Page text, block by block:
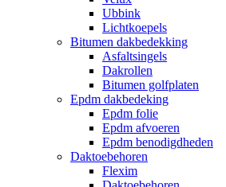
Ubbink
Lichtkoepels
Bitumen dakbedekking
Asfaltsingels
Dakrollen
Bitumen golfplaten
Epdm dakbedeking
Epdm folie
Epdm afvoeren
Epdm benodigdheden
Daktoebehoren
Flexim